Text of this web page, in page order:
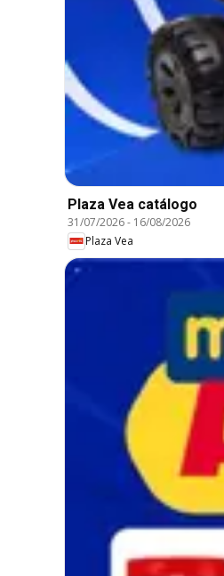
Plaza Vea catálogo
31/07/2026- 16/08/2026
Plaza Vea